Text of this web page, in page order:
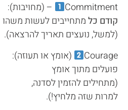
Commitment
– (מחויבות):
קודם כלמתחייבים לעשות משהו
(למשל, נועצים תאריך להרצאה).
Courage
(אומץ או תעוזה):
פועלים מתוך אומץ
(מתחילים להזמין לסדנה,
למרות שזה מלחיץ!).